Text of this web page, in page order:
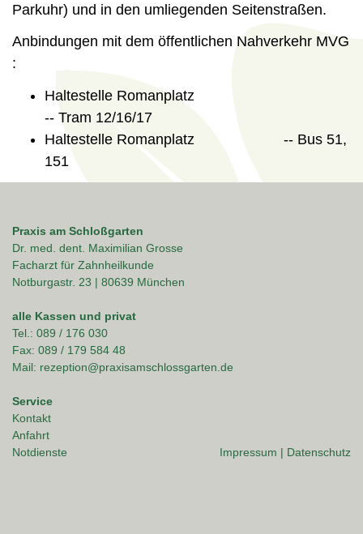
Parkuhr) und in den umliegenden Seitenstraßen.
Anbindungen mit dem öffentlichen Nahverkehr MVG
:
Haltestelle Romanplatz
-- Tram 12/16/17
Haltestelle Romanplatz -- Bus 51,
151
Praxis am Schloßgarten
Dr. med. dent. Maximilian Grosse
Facharzt für Zahnheilkunde
Notburgastr. 23 | 80639 München
alle Kassen und privat
Tel.: 089 / 176 030
Fax: 089 / 179 584 48
Mail: rezeption@praxisamschlossgarten.de
Service
Kontakt
Anfahrt
Notdienste
Impressum | Datenschutz